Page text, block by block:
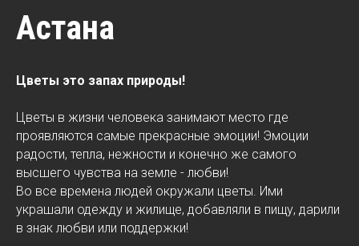
Астана
Цветы это запах природы!
Цветы в жизни человека занимают место где
проявляются самые прекрасные эмоции! Эмоции
радости, тепла, нежности и конечно же самого
высшего чувства на земле - любви!
Во все времена людей окружали цветы. Ими
украшали одежду и жилище, добавляли в пищу, дарили
в знак любви или поддержки!